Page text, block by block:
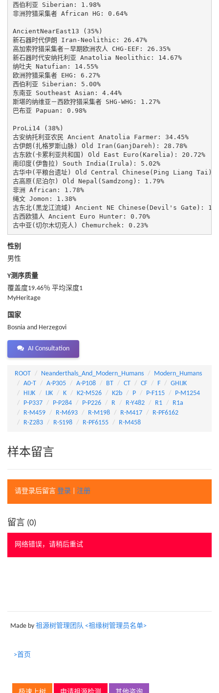
西伯利亚 Siberian: 1.98%
非洲狩猎采集者 African HG: 0.64%
AncientNearEast13 (35%)
新石器时代伊朗 Iran-Neolithic: 26.47%
高加索狩猎采集者－早期欧洲农人 CHG-EEF: 26.35%
新石器时代安纳托利亚 Anatolia Neolithic: 14.67%
纳吐夫 Natufian: 14.55%
欧洲狩猎采集者 EHG: 6.27%
西伯利亚 Siberian: 5.00%
东南亚 Southeast Asian: 4.44%
斯堪的纳维亚－西欧狩猎采集者 SHG-WHG: 1.27%
巴布亚 Papuan: 0.98%
ProLi14 (38%)
古安纳托利亚农民 Ancient Anatolia Farmer: 34.45%
古伊朗(扎格罗斯山脉) Old Iran(GanjDareh): 28.78%
古东欧(卡累利亚共和国) Old East Euro(Karelia): 20.72%
南印度(伊鲁拉) South India(Irula): 5.02%
古华中(平粮台遗址) Old Central Chinese(Ping Liang Tai):
古高原(尼泊尔) Old Nepal(Samdzong): 1.79%
非洲 African: 1.78%
绳文 Jomon: 1.38%
古东北(黑龙江流域) Ancient NE Chinese(Devil's Gate):
古西欧猎人 Ancient Euro Hunter: 0.70%
古中亚(切尔木切克人) Chemurchek: 0.23%
性别
男性
Y测序质量
覆盖度19.46％ 平均深度1
MyHeritage
国家
Bosnia and Herzegovi
AI Consultation
ROOT Neanderthals_And_Modern_Humans
Modern_Humans
A0-T
A-P305 A-P108 BT CT CF F
GHIJK
HIJK
IJK K K2-M526 K2b P P-F115
P-M1254
P-P337
P-P284 P-P226 R R-Y482 R1
R1a
R-M459
R-M693 R-M198 R-M417
R-PF6162
R-Z283
R-S198 R-PF6155 R-M458
样本留言
请登录后留言 登录 注册
留言 (0)
网络错误，请稍后重试
Made by 祖源树管理团队 <祖缘树管理员名单>
>首页